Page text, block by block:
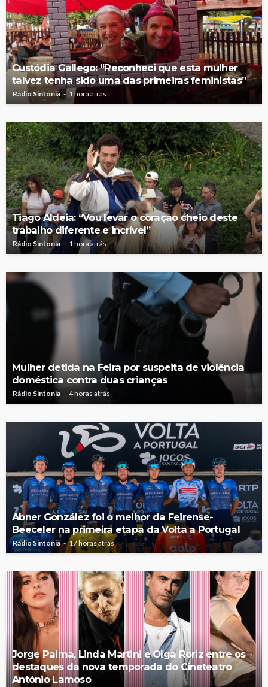
Custódia Gallego: “Reconheci que esta mulher
talvez tenha sido uma das primeiras feministas”
Rádio Sintonia 1 hora atrás
Tiago Aldeia: “Vou levar o coração cheio deste
trabalho diferente e incrível”
Rádio Sintonia 1 hora atrás
Mulher detida na Feira por suspeita de violência
doméstica contra duas crianças
Rádio Sintonia 4 horas atrás
Abner González foi o melhor da Feirense-
Beeceler na primeira etapa da Volta a Portugal
Rádio Sintonia 17 horas atrás
Jorge Palma, Linda Martini e Olga Roriz entre os
destaques da nova temporada do Cineteatro
António Lamoso